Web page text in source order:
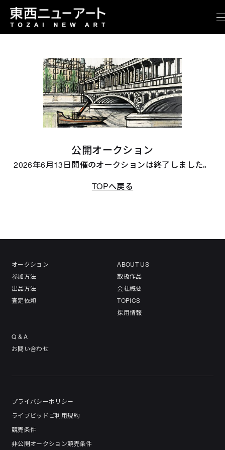
公開オークション
2026年6月13日開催のオークションは終了しました。
TOPへ戻る
オークション
参加方法
出品方法
査定依頼
ABOUT US
取扱作品
会社概要
TOPICS
採用情報
Q & A
お問い合わせ
プライバシーポリシー
ライブビッドご利用規約
競売条件
非公開オークション競売条件